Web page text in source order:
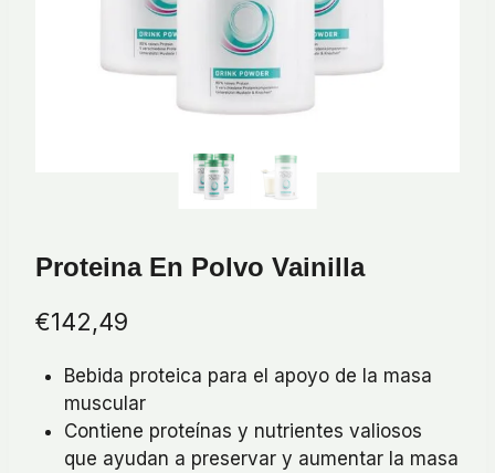
Proteina En Polvo Vainilla
€142,49
Bebida proteica para el apoyo de la masa
muscular
Contiene proteínas y nutrientes valiosos
que ayudan a preservar y aumentar la masa